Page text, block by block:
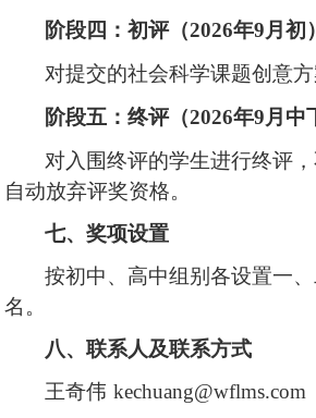
阶段四：初评（2026年9月初）
对提交的社会科学课题创意方
阶段五：终评（2026年9月中
对入围终评的学生进行终评
自动放弃评奖资格。
七、奖项设置
按初中、高中组别各设置一
名。
八、联系人及联系方式
王奇伟 kechuang@wflms.com